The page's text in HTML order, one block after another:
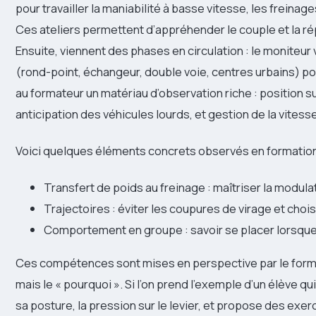
pour travailler la maniabilité à basse vitesse, les
Ces ateliers permettent d’appréhender le couple et la
Ensuite, viennent des phases en circulation : le
(rond-point, échangeur, double voie, centres urbains)
au formateur un matériau d’observation riche : position
anticipation des véhicules lourds, et gestion de la
Voici quelques éléments concrets observés en
Transfert de poids au freinage : maîtriser la
Trajectoires : éviter les coupures de virage et
Comportement en groupe : savoir se placer
Ces compétences sont mises en perspective par le
mais le « pourquoi ». Si l’on prend l’exemple d’un élève
sa posture, la pression sur le levier, et propose des